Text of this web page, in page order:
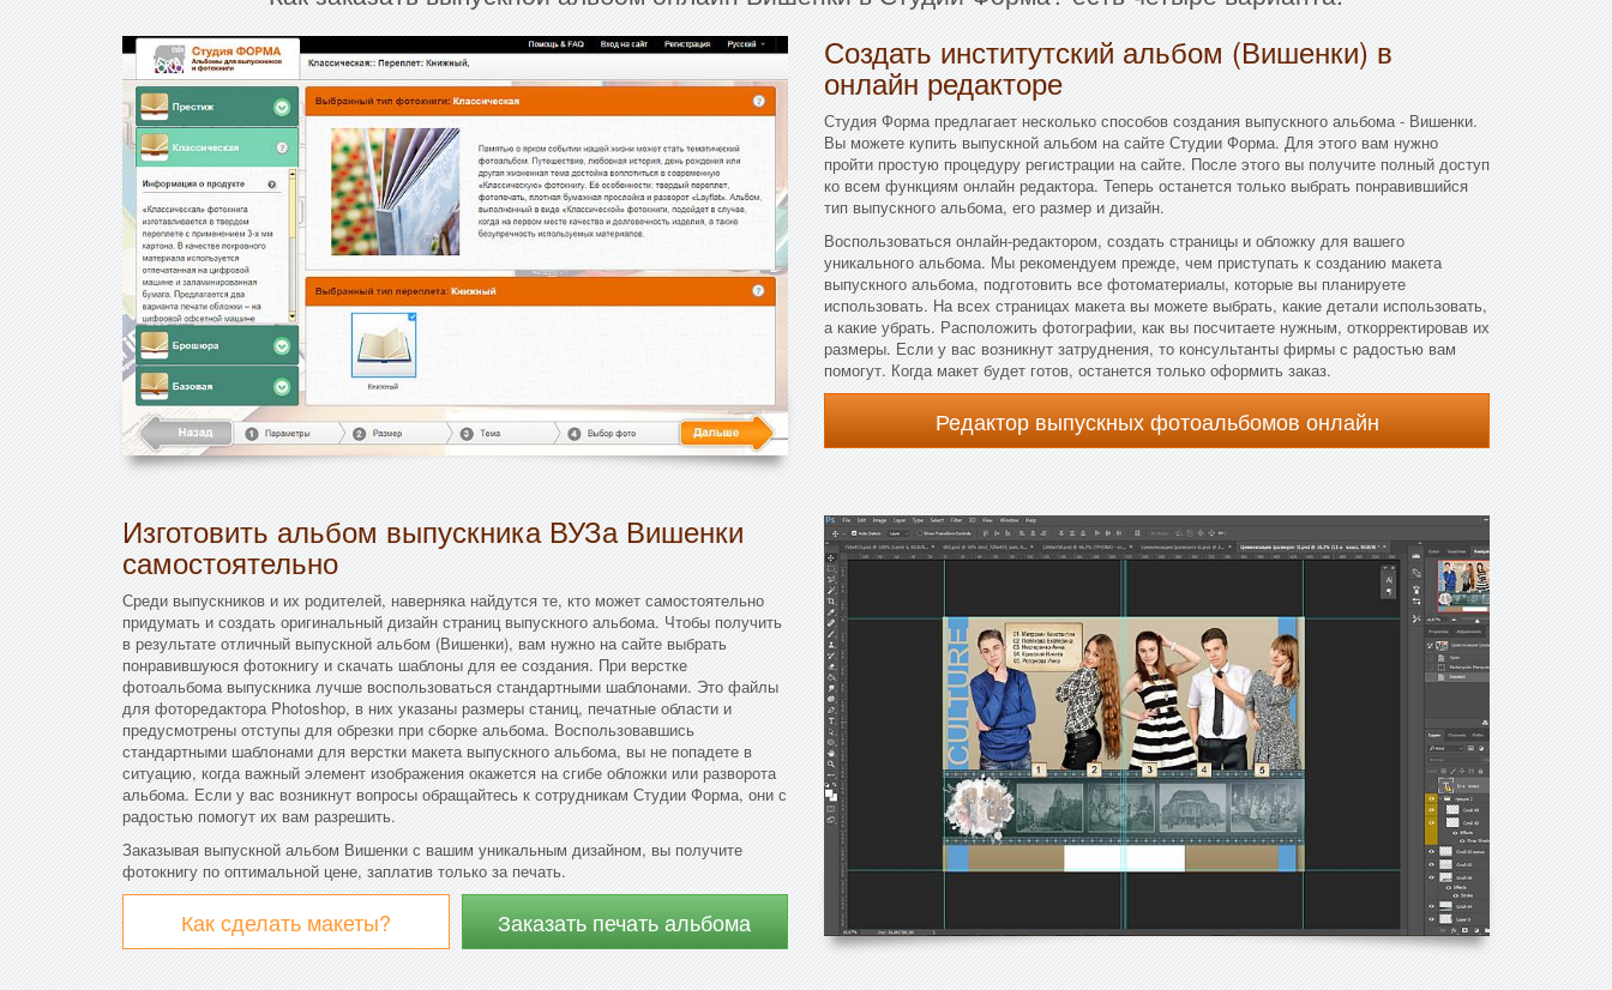
Создать институтский альбом (Вишенки) в
онлайн редакторе
Студия Форма предлагает несколько способов создания выпускного альбома - Вишенки.
Вы можете купить выпускной альбом на сайте Студии Форма. Для этого вам нужно
пройти простую процедуру регистрации на сайте. После этого вы получите полный доступ
ко всем функциям онлайн редактора. Теперь останется только выбрать понравившийся
тип выпускного альбома, его размер и дизайн.
Воспользоваться онлайн-редактором, создать страницы и обложку для вашего
уникального альбома. Мы рекомендуем прежде, чем приступать к созданию макета
выпускного альбома, подготовить все фотоматериалы, которые вы планируете
использовать. На всех страницах макета вы можете выбрать, какие детали использовать,
а какие убрать. Расположить фотографии, как вы посчитаете нужным, откорректировав их
размеры. Если у вас возникнут затруднения, то консультанты фирмы с радостью вам
помогут. Когда макет будет готов, останется только оформить заказ.
Редактор выпускных фотоальбомов онлайн
Изготовить альбом выпускника ВУЗа Вишенки
самостоятельно
Среди выпускников и их родителей, наверняка найдутся те, кто может самостоятельно
придумать и создать оригинальный дизайн страниц выпускного альбома. Чтобы получить
в результате отличный выпускной альбом (Вишенки), вам нужно на сайте выбрать
понравившуюся фотокнигу и скачать шаблоны для ее создания. При верстке
фотоальбома выпускника лучше воспользоваться стандартными шаблонами. Это файлы
для фоторедактора Photoshop, в них указаны размеры станиц, печатные области и
предусмотрены отступы для обрезки при сборке альбома. Воспользовавшись
стандартными шаблонами для верстки макета выпускного альбома, вы не попадете в
ситуацию, когда важный элемент изображения окажется на сгибе обложки или разворота
альбома. Если у вас возникнут вопросы обращайтесь к сотрудникам Студии Форма, они с
радостью помогут их вам разрешить.
Заказывая выпускной альбом Вишенки с вашим уникальным дизайном, вы получите
фотокнигу по оптимальной цене, заплатив только за печать.
Как сделать макеты? Заказать печать альбома